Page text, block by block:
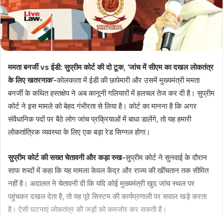
ममता बनर्जी vs ईडी: सुप्रीम कोर्ट की दो टूक, ‘जांच में सीएम का दखल लोकतंत्र
के लिए खतरनाक’-कोलकाता में ईडी की छापेमारी और उसमें मुख्यमंत्री ममता
बनर्जी के कथित हस्तक्षेप ने अब कानूनी गलियारों में हलचल तेज कर दी है। सुप्रीम
कोर्ट ने इस मामले को बेहद गंभीरता से लिया है। कोर्ट का मानना है कि अगर
संवैधानिक पदों पर बैठे लोग जांच प्रक्रियाओं में बाधा डालेंगे, तो यह हमारी
लोकतांत्रिक व्यवस्था के लिए एक बड़ा रेड सिग्नल होगा।
सुप्रीम कोर्ट की सख्त चेतावनी और कड़ा रुख-सुप्रीम कोर्ट ने सुनवाई के दौरान
साफ शब्दों में कहा कि यह मामला केवल केंद्र और राज्य की खींचतान तक सीमित
नहीं है। अदालत ने चेतावनी दी कि यदि कोई मुख्यमंत्री खुद जांच स्थल पर
पहुंचकर दखल देता है, तो यह पूरे सिस्टम की कार्यप्रणाली पर सवाल खड़े करता
है। ऐसी घटनाएं लोकतंत्र की जड़ों को कमजोर कर सकती हैं।